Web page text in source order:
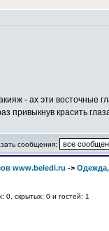
- ах эти восточные
привыкнув красить
сообщения:
www.beledi.ru ->
0, скрытых: 0 и гостей: 1